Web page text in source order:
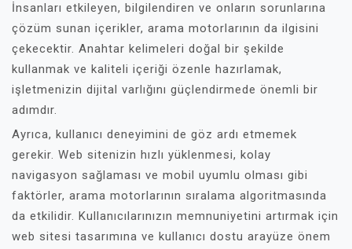
İnsanları etkileyen, bilgilendiren ve onların sorunlarına
çözüm sunan içerikler, arama motorlarının da ilgisini
çekecektir. Anahtar kelimeleri doğal bir şekilde
kullanmak ve kaliteli içeriği özenle hazırlamak,
işletmenizin dijital varlığını güçlendirmede önemli bir
adımdır.
Ayrıca, kullanıcı deneyimini de göz ardı etmemek
gerekir. Web sitenizin hızlı yüklenmesi, kolay
navigasyon sağlaması ve mobil uyumlu olması gibi
faktörler, arama motorlarının sıralama algoritmasında
da etkilidir. Kullanıcılarınızın memnuniyetini artırmak için
web sitesi tasarımına ve kullanıcı dostu arayüze önem